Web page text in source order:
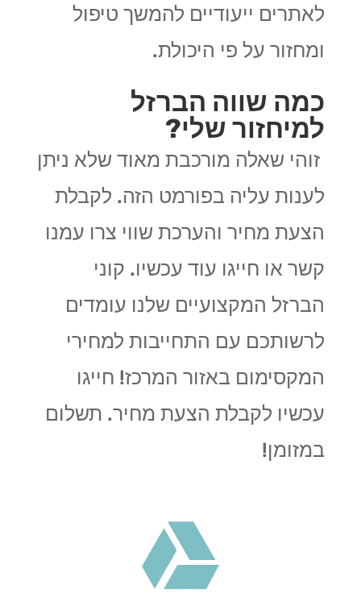
לאתרים ייעודיים להמשך טיפול
ומחזור על פי היכולת.
כמה שווה הברזל
למיחזור שלי?
זוהי שאלה מורכבת מאוד שלא ניתן
לענות עליה בפורמט הזה. לקבלת
הצעת מחיר והערכת שווי צרו עמנו
קשר או חייגו עוד עכשיו. קוני
הברזל המקצועיים שלנו עומדים
לרשותכם עם התחייבות למחירי
המקסימום באזור המרכז! חייגו
עכשיו לקבלת הצעת מחיר. תשלום
במזומן!
